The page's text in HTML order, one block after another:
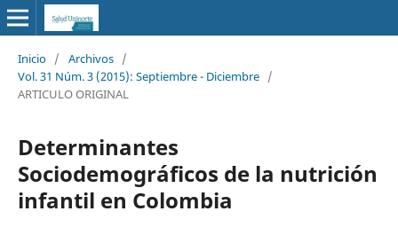
Inicio / Archivos /
Vol. 31 Núm. 3 (2015): Septiembre - Diciembre /
ARTICULO ORIGINAL
Determinantes
Sociodemográficos de la nutrición
infantil en Colombia